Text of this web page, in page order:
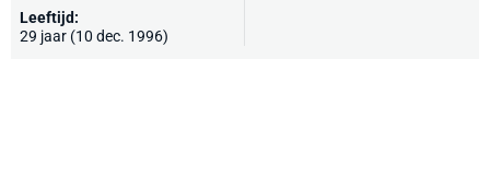
Leeftijd:
29 jaar (10 dec. 1996)